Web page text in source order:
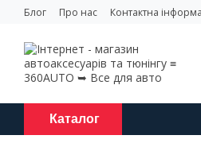
Перейти до основного контенту
Блог Про нас Контактна
Каталог